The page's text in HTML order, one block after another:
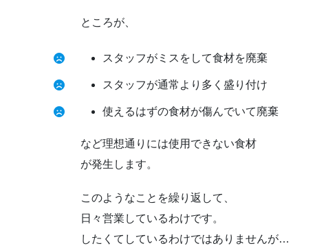
ところが、
スタッフがミスをして食材を廃棄
スタッフが通常より多く盛り付け
使えるはずの食材が傷んでいて廃棄
など理想通りには使用できない食材
が発生します。
このようなことを繰り返して、
日々営業しているわけです。
したくてしているわけではありませんが…